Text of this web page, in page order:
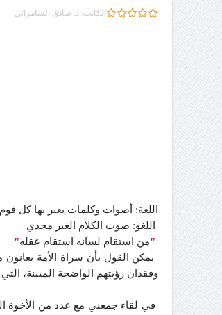
الكاتب:د. صادق السامرائي
اللغة: أصوات وكلمات يعبر بها كل
اللغو: صوت الكلام الغير مجدي
"من استقام لسانه استقام عقله"
يمكن القول بأن سراة الأمة
وفقدان رؤيتهم الواضحة المبينة،
في لقاء جمعني مع عدد من الأخوة